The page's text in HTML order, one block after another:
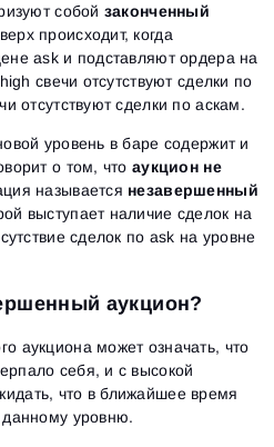
собой законченный
происходит, когда
ask и подставляют ордера на
свечи отсутствуют сделки по
отсутствуют сделки по аскам.
уровень в баре содержит и
о том, чтоаукцион не
называется незавершенный
выступает наличие сделок на
сделок по ask на уровне
аукцион?
аукциона может означать, что
себя, и с высокой
что в ближайшее время
данному уровню.